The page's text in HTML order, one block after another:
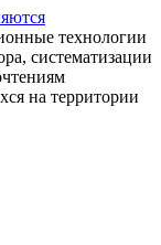
технологии
систематизации
на территории